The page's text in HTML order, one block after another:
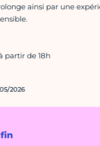
ainsi par une
partir de 18h
2026